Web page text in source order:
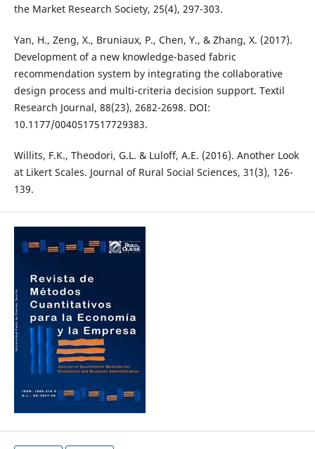
the Market Research Society, 25(4), 297-303.
Yan, H., Zeng, X., Bruniaux, P., Chen, Y., & Zhang, X. (2017).
Development of a new knowledge-based fabric
recommendation system by integrating the collaborative
design process and multi-criteria decision support. Textil
Research Journal, 88(23), 2682-2698. DOI:
10.1177/0040517517729383.
Willits, F.K., Theodori, G.L. & Luloff, A.E. (2016). Another Look
at Likert Scales. Journal of Rural Social Sciences, 31(3), 126-
139.